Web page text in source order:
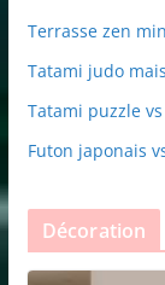
Terrasse zen
Tatami judo
Tatami puzzle
Futon japonais
Décoration